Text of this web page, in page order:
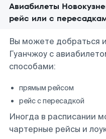
Авиабилеты
рейс или с
Вы можете добраться
Гуанчжоу с
способами:
прямым рейсом
рейс с пересадкой
Иногда в расписании
чартерные рейсы и